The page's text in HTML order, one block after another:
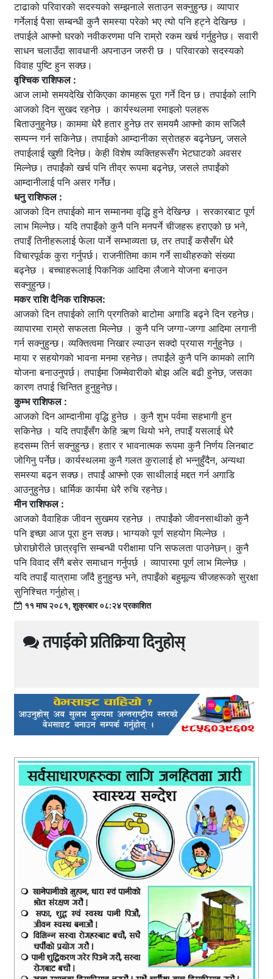
टाढाको परिवारको सदस्यको सम्झनाले सताउन सक्नुहुन्छ। व्यापार
गर्नेलाई पैसा सम्बन्धी कुनै समस्या परेको भए त्यो पनि हट्ने देखिन्छ ।
तपाईले आफ्नो घरको नवीकरणमा पनि राम्रो रकम खर्च गर्नुहुनेछ। सवारी
साधन चलाउँदा सावधानी अपनाउन जरुरी छ । परिवारको सदस्यको
विवाह पुष्टि हुन सक्छ।
वृश्चिक राशिफल :
आज लामो समयदेखि रोकिएका कामहरू पूरा गर्ने दिन छ। तपाईको लागि
आजको दिन सुखद रहनेछ । कार्यस्थलमा रमाइलो पलहरू
बिताउनुहुनेछ। काममा धेरै हतार हुनेछ तर समयमै आफ्नो काम सजिलै
सम्पन्न गर्न सकिनेछ। तपाईको आम्दानीका स्रोतहरु बढ्नेछन्, जसले
तपाईलाई खुशी दिनेछ। केही विशेष व्यक्तिहरूसँग भेटघाटको अवसर
मिल्नेछ। तपाईंको खर्च पनि तीव्र रूपमा बढ्नेछ, जसले तपाईंको
आम्दानीलाई पनि असर गर्नेछ।
धनु राशिफल :
आजको दिन तपाईको मान सम्मानमा वृद्धि हुने देखिन्छ । सरकारबाट पूर्ण
लाभ मिल्नेछ। यदि तपाइँको कुनै पनि मनपर्ने चीजहरू हराएको छ भने,
तपाइँ तिनीहरूलाई फेला पार्ने सम्भाव्यता छ, तर तपाइँ कसैसँग धेरै
विचारपूर्वक कुरा गर्नुपर्छ। राजनीतिमा काम गर्ने साथीहरुको संख्या
बढ्नेछ । बच्चाहरूलाई पिकनिक आदिमा लैजाने योजना बनाउन
सक्नुहुन्छ।
मकर राशि दैनिक राशिफल:
आजको दिन तपाईको लागि प्रगतिको बाटोमा अगाडि बढ्ने दिन रहनेछ।
व्यापारमा राम्रो सफलता मिल्नेछ । कुनै पनि जग्गा-जग्गा आदिमा लगानी
गर्न सक्नुहुन्छ। व्यक्तित्वमा निखार ल्याउन सक्दो प्रयास गर्नुहुनेछ ।
माया र सहयोगको भावना मनमा रहनेछ। तपाईंले कुनै पनि कामको लागि
योजना बनाउनुपर्छ। तपाईमा जिम्मेवारीको बोझ अलि बढी हुनेछ, जसका
कारण तपाई चिन्तित हुनुहुनेछ।
कुम्भ राशिफल :
आजको दिन आम्दानीमा वृद्धि हुनेछ । कुनै शुभ पर्वमा सहभागी हुन
सकिनेछ । यदि तपाइँसँग केहि ऋण थियो भने, तपाइँ यसलाई धेरै
हदसम्म तिर्न सक्नुहुन्छ। हतार र भावनात्मक रूपमा कुनै निर्णय लिनबाट
जोगिनु पर्नेछ। कार्यस्थलमा कुनै गलत कुरालाई हो भन्नुहुँदैन, अन्यथा
समस्या बढ्न सक्छ। तपाईं आफ्नो एक साथीलाई मद्दत गर्न अगाडि
आउनुहुनेछ। धार्मिक कार्यमा धेरै रुचि रहनेछ।
मीन राशिफल :
आजको वैवाहिक जीवन सुखमय रहनेछ । तपाईंको जीवनसाथीको कुनै
पनि इच्छा आज पूरा हुन सक्छ। भाग्यको पूर्ण सहयोग मिल्नेछ ।
छोराछोरीले छात्रवृत्ति सम्बन्धी परीक्षामा पनि सफलता पाउनेछन्। कुनै
पनि विवाद सँगै बसेर समाधान गर्नुपर्छ । व्यापारमा पूर्ण लाभ मिल्नेछ ।
यदि तपाइँ यात्रामा जाँदै हुनुहुन्छ भने, तपाइँको बहुमूल्य चीजहरूको सुरक्षा
सुनिश्चित गर्नुहोस्।
११ माघ २०८१, शुक्रबार ०८:२४ प्रकाशित
तपाईको प्रतिक्रिया दिनुहोस्